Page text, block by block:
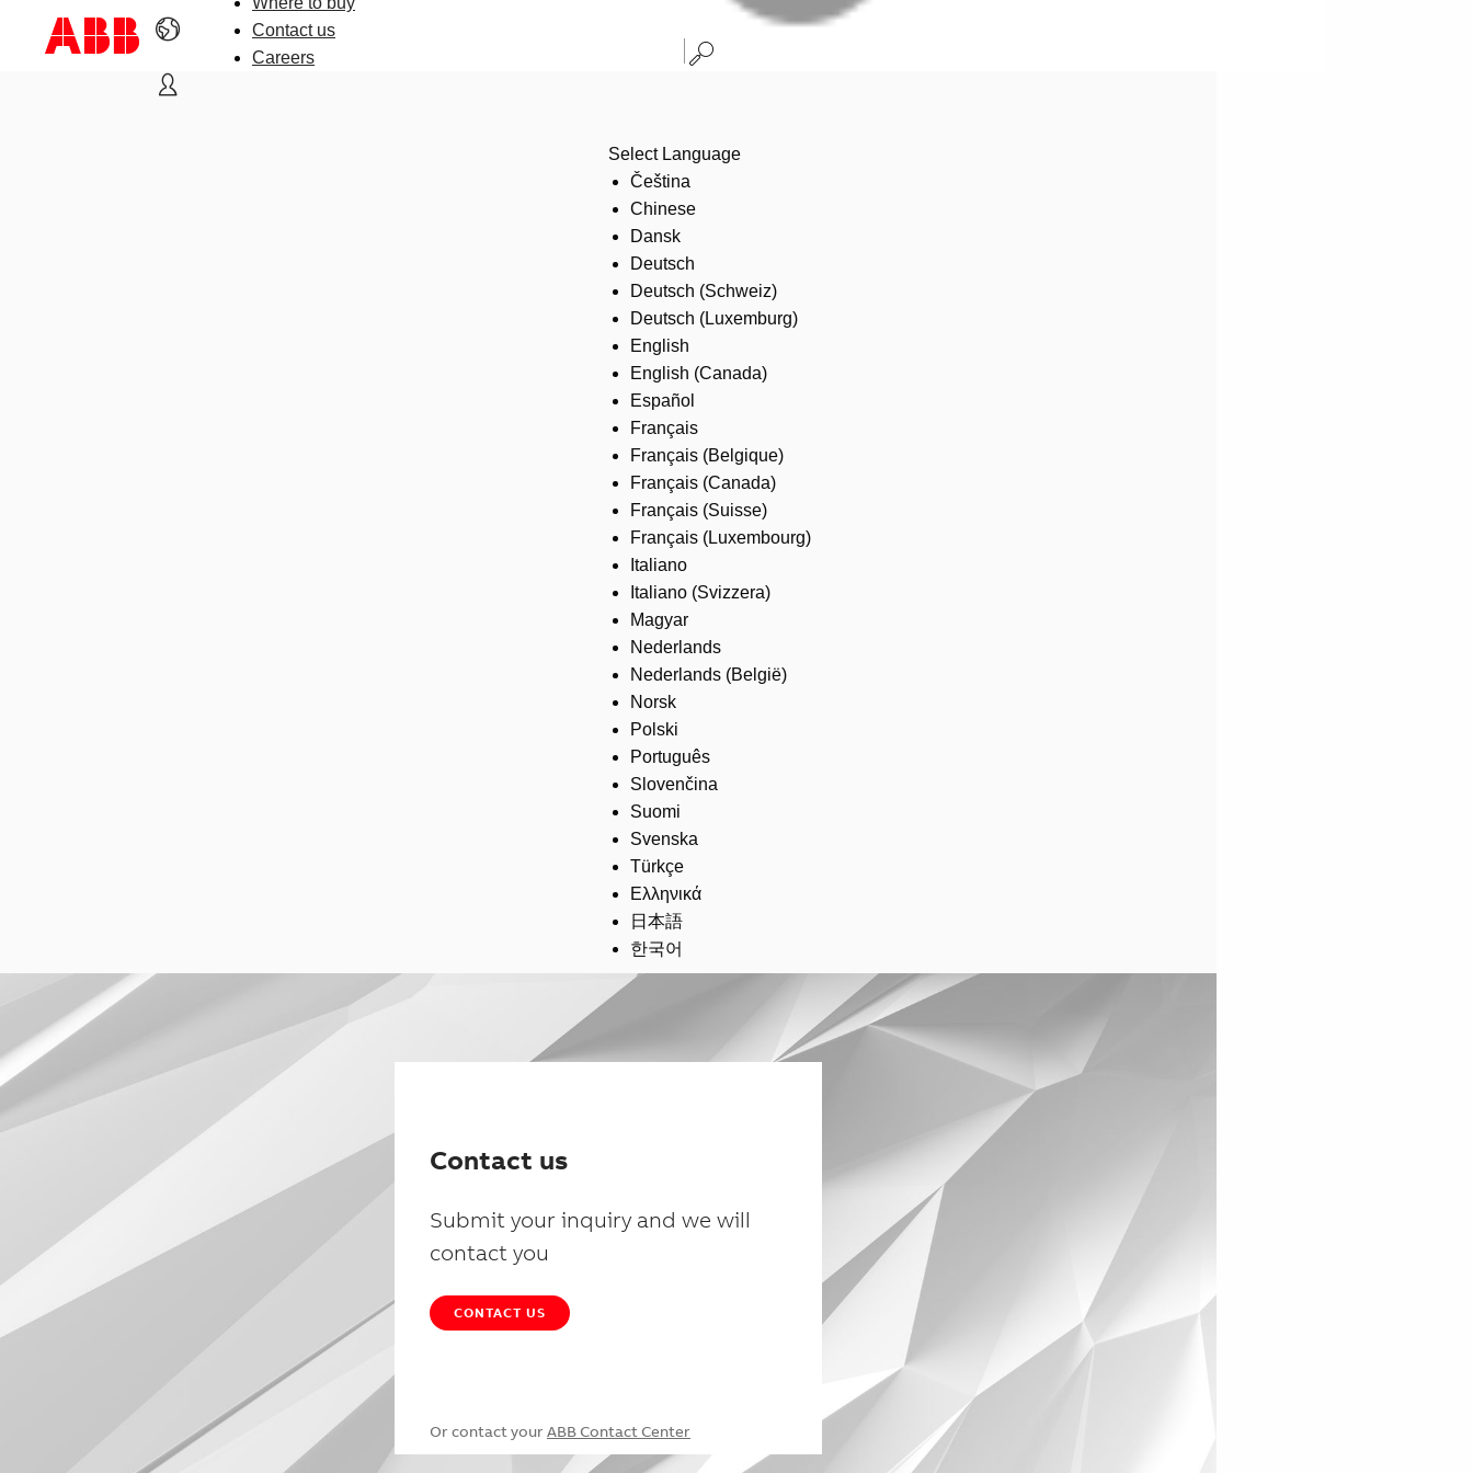
Contact us
Careers
Select Language
Čeština
Chinese
Dansk
Deutsch
Deutsch (Schweiz)
Deutsch (Luxemburg)
English
English (Canada)
Español
Français
Français (Belgique)
Français (Canada)
Français (Suisse)
Français (Luxembourg)
Italiano
Italiano (Svizzera)
Magyar
Nederlands
Nederlands (België)
Norsk
Polski
Português
Slovenčina
Suomi
Svenska
Türkçe
Ελληνικά
日本語
한국어
Contact us
Submit your inquiry and we will
contact you
CONTACT US
Or contact your ABB Contact Center